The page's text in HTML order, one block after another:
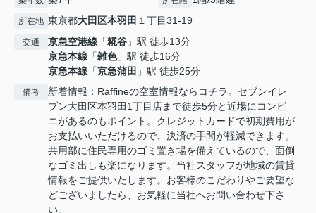
所在地 東京都大田区本羽田 １丁目31-19
交通 京急空港線 「糀谷 」駅 徒歩13分
京急本線 「雑色」駅 徒歩16分
京急本線 「京急蒲田 」駅 徒歩25分
備考
新着情報：Raffineの空室情報ならコチラ。セブンイレ
ブン大田区本羽田1丁目店まで徒歩5分と近場にコンビ
ニがあるのもポイント。クレジットカードで初期費用が
お支払いいただけるので、決済の手間が軽減できます。
共用部に住民専用のゴミ置き場を備えているので、面倒
なゴミ出しも楽になります。当社スタッフが地域の賃貸
情報をご提供いたします。お客様のこだわりやご要望な
どございましたら、お気軽に当社へお問い合わせ下さ
い。